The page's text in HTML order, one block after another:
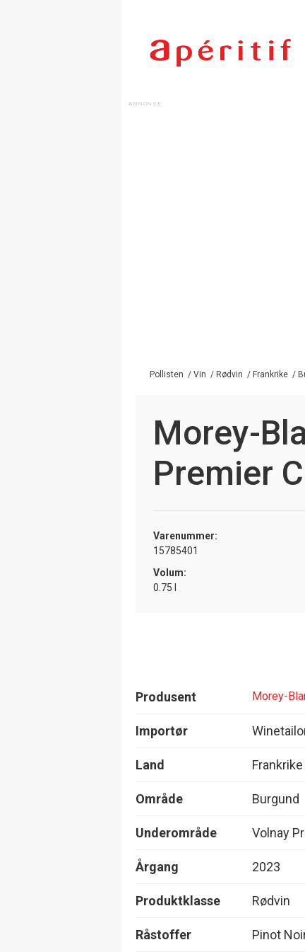
Pollisten / Vin / Rødvin / Frankrike /
Morey-
Premier
Varenummer:
15785401
Volum:
0.75 l
Produsent Morey-
Importør
Land Frankrike
Område Burgund
Underområde Volnay
Årgang 2023
Produktklasse Rødvin
Råstoffer Pinot